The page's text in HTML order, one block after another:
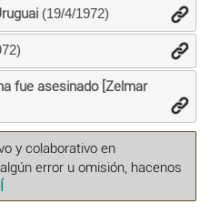
(19/4/1972)
fue asesinado [Zelmar
y colaborativo en
error u omisión, hacenos